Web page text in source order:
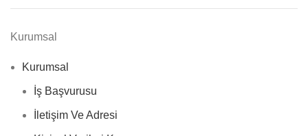
Kurumsal
Kurumsal
İş Başvurusu
İletişim Ve Adresi